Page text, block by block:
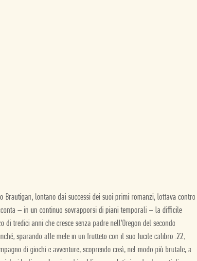
Brautigan, lontano dai successi dei suoi primi romanzi, lottava contro
– in un continuo sovrapporsi di piani temporali – la difficile
tredici anni che cresce senza padre nell’Oregon del secondo
sparando alle mele in un frutteto con il suo fucile calibro .22,
di giochi e avventure, scoprendo così, nel modo più brutale, a